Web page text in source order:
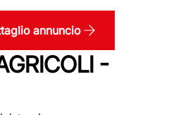
annuncio
-